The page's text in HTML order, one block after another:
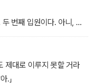
번째 입원이다. 아니, 세
을 했다. 살점을 잘라 내는
리는 검사를 버텼다. 약물
낫지 않았다. 나는 내가
제대로 이루지 못할 거라
.」